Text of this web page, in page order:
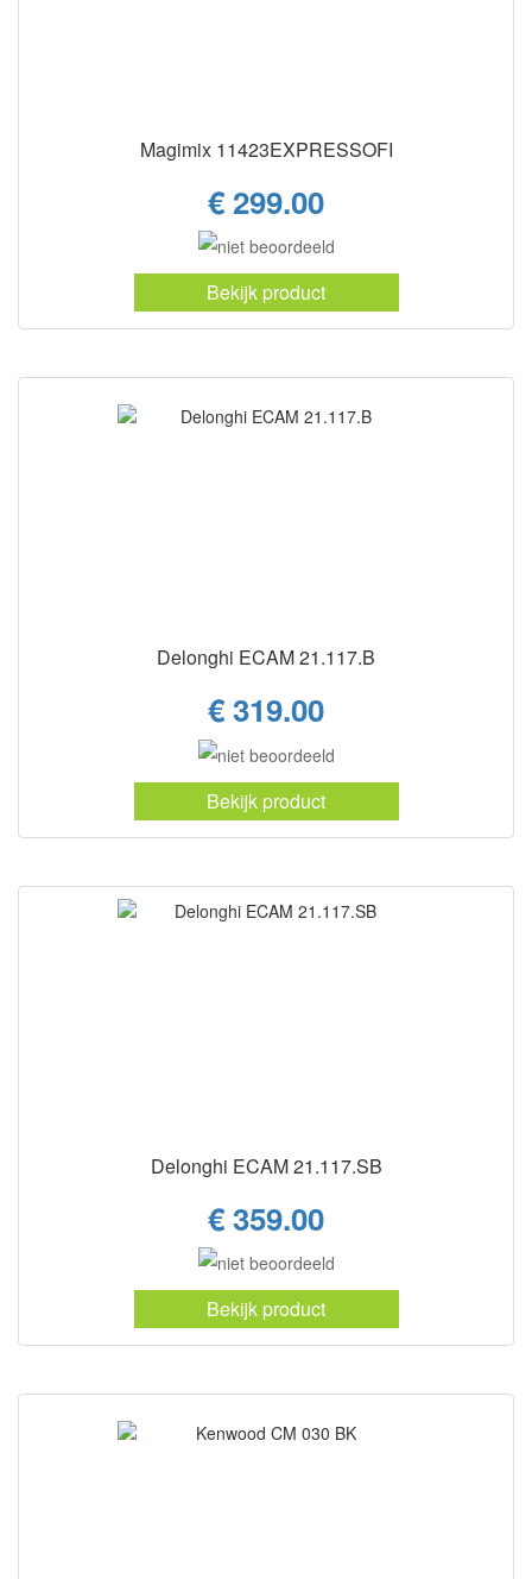
Magimix 11423EXPRESSOFI
€ 299.00
Bekijk product
Delonghi ECAM 21.117.B
€ 319.00
Bekijk product
Delonghi ECAM 21.117.SB
€ 359.00
Bekijk product